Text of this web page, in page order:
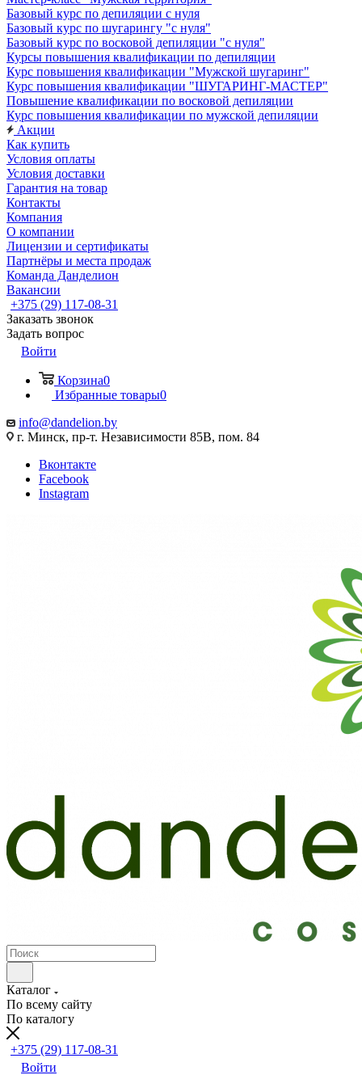
Базовый курс по депиляции с нуля
Базовый курс по шугарингу "с нуля"
Базовый курс по восковой депиляции "с нуля"
Курсы повышения квалификации по депиляции
Курс повышения квалификации "Мужской шугаринг"
Курс повышения квалификации "ШУГАРИНГ-МАСТЕР"
Повышение квалификации по восковой депиляции
Курс повышения квалификации по мужской депиляции
Акции
Как купить
Условия оплаты
Условия доставки
Гарантия на товар
Контакты
Компания
О компании
Лицензии и сертификаты
Партнёры и места продаж
Команда Данделион
Вакансии
+375 (29) 117-08-31
Заказать звонок
Задать вопрос
Войти
Корзина0
Избранные товары0
info@dandelion.by
г. Минск, пр-т. Независимости 85В, пом. 84
Вконтакте
Facebook
Instagram
Каталог
По всему сайту
По каталогу
+375 (29) 117-08-31
Войти